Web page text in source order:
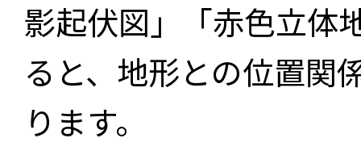
影起伏図」「赤色立体
ると、地形との位置関
ります。